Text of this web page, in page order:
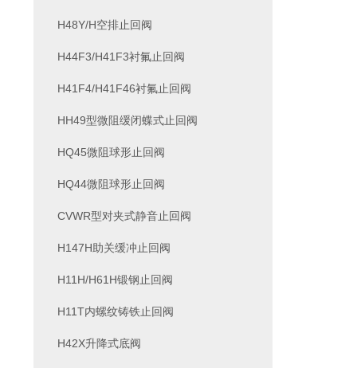
H48Y/H空排止回阀
H44F3/H41F3衬氟止回阀
H41F4/H41F46衬氟止回阀
HH49型微阻缓闭蝶式止回阀
HQ45微阻球形止回阀
HQ44微阻球形止回阀
CVWR型对夹式静音止回阀
H147H助关缓冲止回阀
H11H/H61H锻钢止回阀
H11T内螺纹铸铁止回阀
H42X升降式底阀